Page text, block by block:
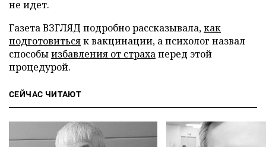
не идет.
Газета ВЗГЛЯД подробно рассказывала,как
подготовитьсяк вакцинации, а психолог назвал
способыизбавления от страхаперед этой
процедурой.
СЕЙЧАС ЧИТАЮТ